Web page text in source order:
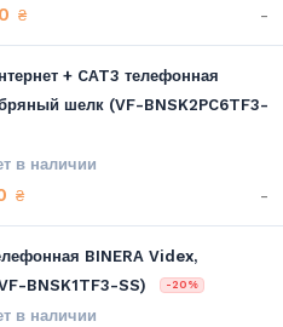
₴ -
+ CAT3 телефонная
шелк (VF-BNSK2PC6TF3-
в наличии
₴ -
BINERA Videx,
BNSK1TF3-SS)
-20%
в наличии